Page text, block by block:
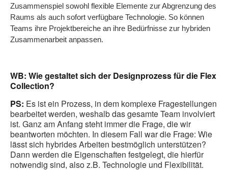
Zusammenspiel sowohl flexible Elemente zur Abgrenzung des
Raums als auch sofort verfügbare Technologie. So können
Teams ihre Projektbereiche an ihre Bedürfnisse zur hybriden
Zusammenarbeit anpassen.
WB: Wie gestaltet sich der Designprozess für die Flex
Collection?
PS: Es ist ein Prozess, in dem komplexe Fragestellungen
bearbeitet werden, weshalb das gesamte Team involviert
ist. Ganz am Anfang steht immer die Frage, die wir
beantworten möchten. In diesem Fall war die Frage: Wie
lässt sich hybrides Arbeiten bestmöglich unterstützen?
Dann werden die Eigenschaften festgelegt, die hierfür
notwendig sind, also z.B. Technologie und Flexibilität.